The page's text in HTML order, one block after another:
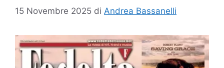
15 Novembre 2025 di Andrea Bassanelli